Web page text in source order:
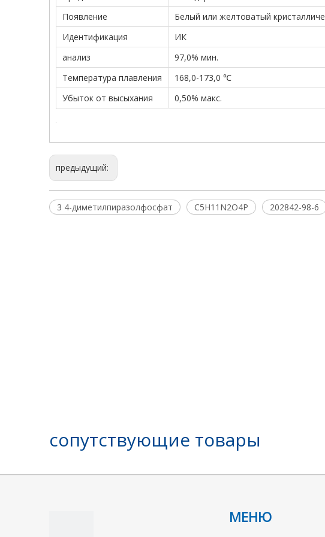
Появление
Белый или желтоватый
Идентификация
ИК
анализ
97,0% мин.
Температура плавления
168,0-173,0 ℃
Убыток от высыхания
0,50% макс.
предыдущий:
3 4-диметилпиразолфосфат C5H11N2O4P 202842-98-6
сопутствующие товары
МЕНЮ